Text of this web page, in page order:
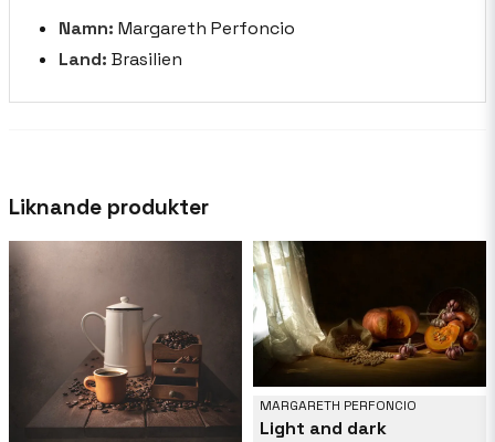
Namn: Margareth Perfoncio
Land: Brasilien
Liknande produkter
MARGARETH PERFONCIO
Light and dark